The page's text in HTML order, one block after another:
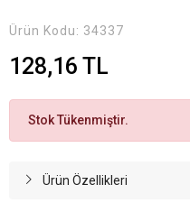
Ürün Kodu: 34337
128,16 TL
Stok Tükenmiştir.
Ürün Özellikleri